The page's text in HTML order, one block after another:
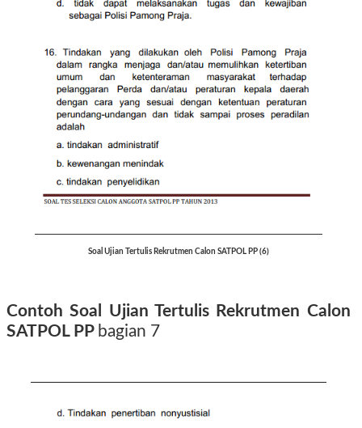
Soal Ujian Tertulis Rekrutmen Calon SATPOL PP (6)
Contoh Soal Ujian Tertulis Rekrutmen Calon
SATPOL PP bagian 7